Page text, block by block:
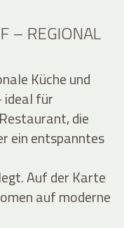
– REGIONAL
Küche und
ideal für
die
ein entspanntes
Auf der Karte
auf moderne